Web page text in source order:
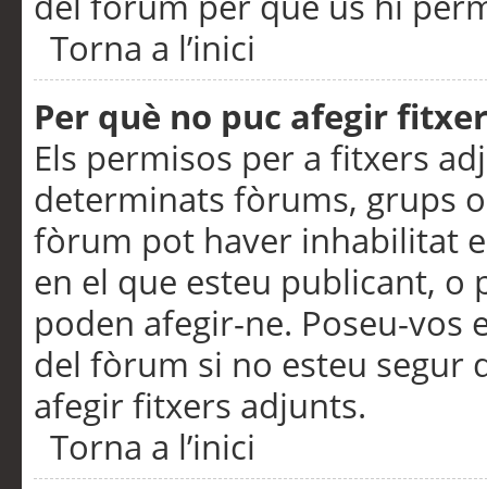
Torna a l’inici
Per què no puc afegir
Els permisos per a fitxers
determinats fòrums, grups
fòrum pot haver inhabilitat
en el que esteu publicant,
poden afegir-ne. Poseu-vos
del fòrum si no esteu segur
afegir fitxers adjunts.
Torna a l’inici